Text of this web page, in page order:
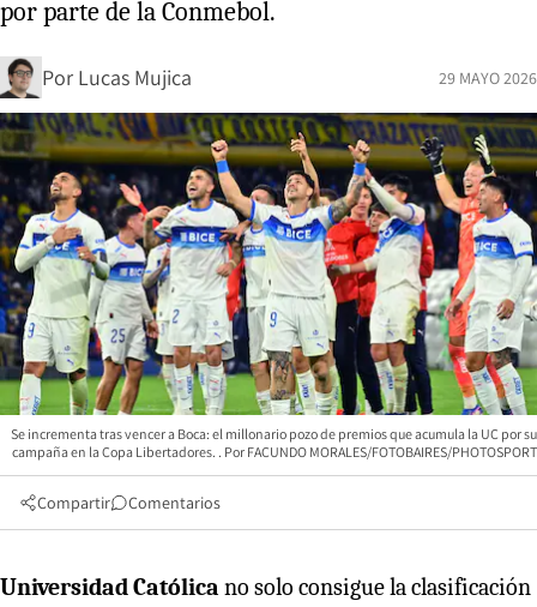
por parte de la Conmebol.
Por Lucas Mujica 29 MAYO 2026
Se incrementa tras vencer a Boca: el millonario pozo de premios que acumula la UC por su
campaña en la Copa Libertadores.
FACUNDO MORALES/FOTOBAIRES/PHOTOSPORT
Compartir Comentarios
Universidad Católica no solo consigue la clasificación